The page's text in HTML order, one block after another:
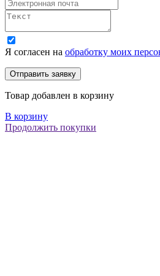
Я согласен на обработку моих
Товар добавлен в корзину
В корзину
Продолжить покупки